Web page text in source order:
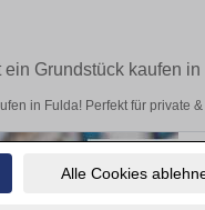
Alle Cookies
ein Grundstück kaufen
in Fulda! Perfekt für private